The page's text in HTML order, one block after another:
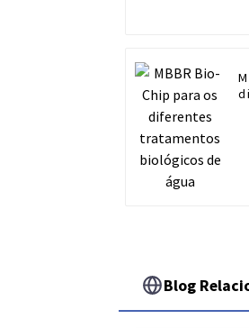
Blog